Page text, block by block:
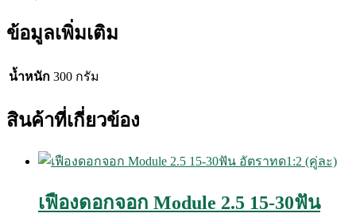
ข้อมูลเพิ่มเติม
น้ำหนัก 300 กรัม
สินค้าที่เกี่ยวข้อง
เฟืองดอกจอก Module 2.5 15-30ฟัน